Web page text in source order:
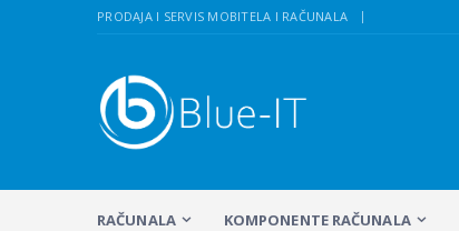
PRODAJA I SERVIS MOBITELA I RAČUNALA
RAČUNALA KOMPONENTE RAČUNALA